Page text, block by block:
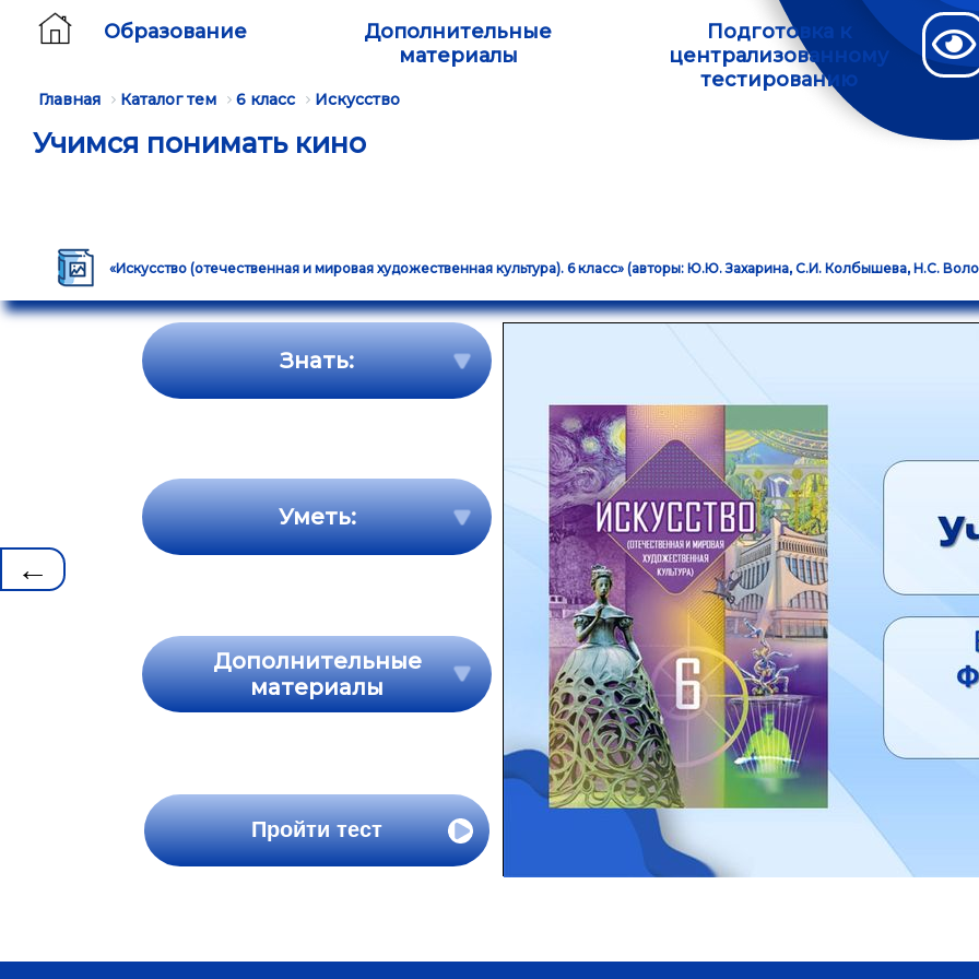
Образование
Дополнительные
материалы
Подготовка к
централизованному
тестированию
Главная Каталог тем 6 класс Искусство
Учимся понимать кино
«Искусство (отечественная и мировая художественная культура). 6 класс» (авторы: Ю.Ю. Захарина, С.И. Колбышева, Н.С.
←
Знать:
Уметь:
Дополнительные
материалы
Пройти тест